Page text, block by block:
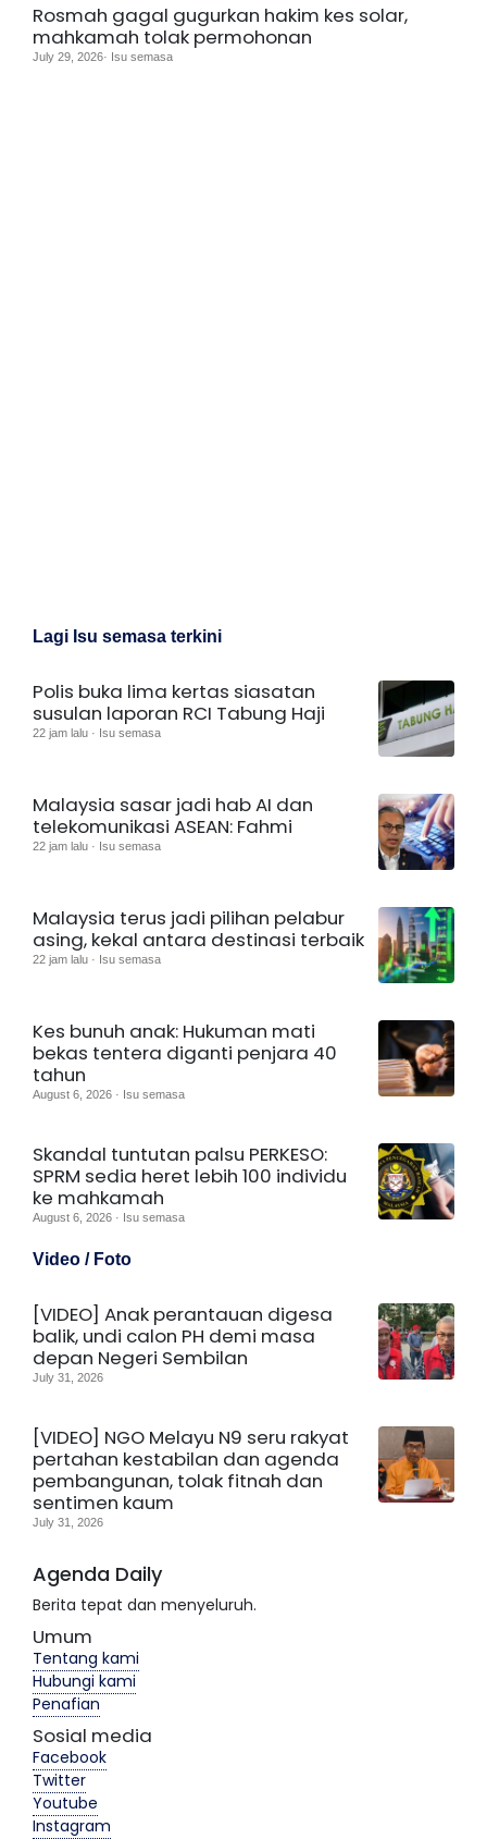
Rosmah gagal gugurkan hakim kes solar,
mahkamah tolak permohonan
July 29, 2026· Isu semasa
Lagi Isu semasa terkini
Polis buka lima kertas siasatan
susulan laporan RCI Tabung Haji
22 jam lalu · Isu semasa
Malaysia sasar jadi hab AI dan
telekomunikasi ASEAN: Fahmi
22 jam lalu · Isu semasa
Malaysia terus jadi pilihan pelabur
asing, kekal antara destinasi terbaik
22 jam lalu · Isu semasa
Kes bunuh anak: Hukuman mati
bekas tentera diganti penjara 40
tahun
August 6, 2026 · Isu semasa
Skandal tuntutan palsu PERKESO:
SPRM sedia heret lebih 100 individu
ke mahkamah
August 6, 2026 · Isu semasa
Video / Foto
[VIDEO] Anak perantauan digesa
balik, undi calon PH demi masa
depan Negeri Sembilan
July 31, 2026
[VIDEO] NGO Melayu N9 seru rakyat
pertahan kestabilan dan agenda
pembangunan, tolak fitnah dan
sentimen kaum
July 31, 2026
Agenda Daily
Berita tepat dan menyeluruh.
Umum
Tentang kami
Hubungi kami
Penafian
Sosial media
Facebook
Twitter
Youtube
Instagram